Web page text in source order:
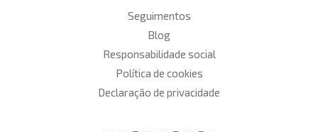
Seguimentos
Blog
Responsabilidade social
Política de cookies
Declaração de privacidade